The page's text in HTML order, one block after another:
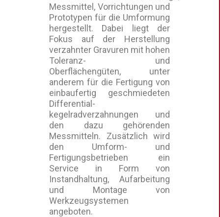
Messmittel, Vorrichtungen und
Prototypen für die Umformung
hergestellt. Dabei liegt der
Fokus auf der Herstellung
verzahnter Gravuren mit hohen
Toleranz- und
Oberflächengüten, unter
anderem für die Fertigung von
einbaufertig geschmiedeten
Differential-
kegelradverzahnungen und
den dazu gehörenden
Messmitteln. Zusätzlich wird
den Umform- und
Fertigungsbetrieben ein
Service in Form von
Instandhaltung, Aufarbeitung
und Montage von
Werkzeugsystemen
angeboten.